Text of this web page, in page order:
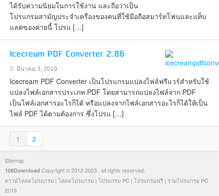
ได้รับความนิยมในการใช้งาน และถือว่าเป็น
โปรแกรมสามัญประจำเครื่องของคนที่ใช้มือถือสมาร์ทโฟนและแท็บ
แลตของค่ายนี้ โปรแ […]
Icecream PDF Converter 2.86
มีนาคม 3, 2019
Icecream PDF Converter เป็นโปรแกรมแปลงไฟล์ฟรีแวร์สำหรับใช้
แปลงไฟล์เอกสารประเภท PDF โดยสามารถแปลงไฟล์จาก PDF
เป็นไฟล์เอกสารอะไรก็ได้ หรือแปลงจากไฟล์เอกสารอะไรก็ได้ให้เป็น
ไฟล์ PDF ได้ตามต้องการ ซึ่งโปรแ […]
1 2
Sitemap
108Download Copyright © 2012-2023 , all rights reserved.
ดาวน์โหลดโปรแกรม | โหลดโปรแกรม | โปรแกรม PC | โปรแกรมฟรี | รวมโปรแกรม PC
2019